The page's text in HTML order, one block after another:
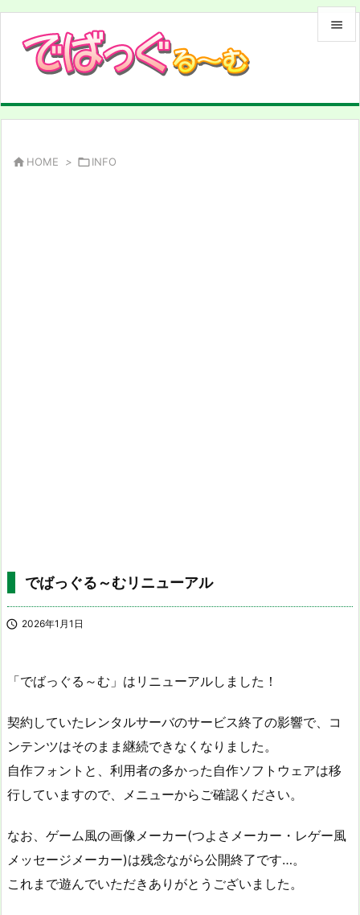


 HOME > INFO
でばっぐる～むリニューアル
 2026年1月1日
「でばっぐる～む」はリニューアルしました！
契約していたレンタルサーバのサービス終了の影響で、コ
ンテンツはそのまま継続できなくなりました。
自作フォントと、利用者の多かった自作ソフトウェアは移
行していますので、メニューからご確認ください。
なお、ゲーム風の画像メーカー(つよさメーカー・レゲー風
メッセージメーカー)は残念ながら公開終了です…。
これまで遊んでいただきありがとうございました。